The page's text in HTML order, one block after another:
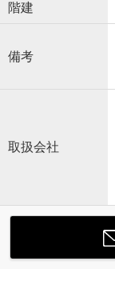
階建
備考
取扱会社